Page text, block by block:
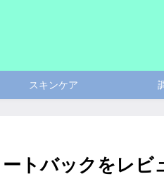
スキンケア
ートバックをレ